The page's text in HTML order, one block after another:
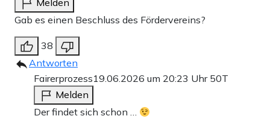
Melden
Gab es einen Beschluss des Fördervereins?
38
Antworten
Fairerprozess19.06.2026 um 20:23 Uhr 50T
Melden
Der findet sich schon …